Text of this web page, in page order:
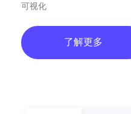
可视化
了解更多